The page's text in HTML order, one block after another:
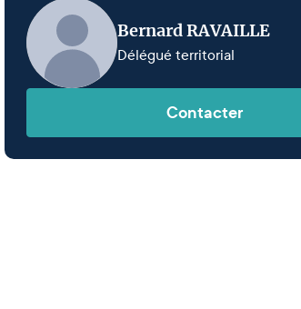
Bernard RAVAILLE
Délégué territorial
Contacter